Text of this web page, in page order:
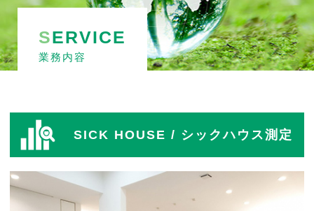
SERVICE
業務内容
SICK HOUSE / シックハウス測定